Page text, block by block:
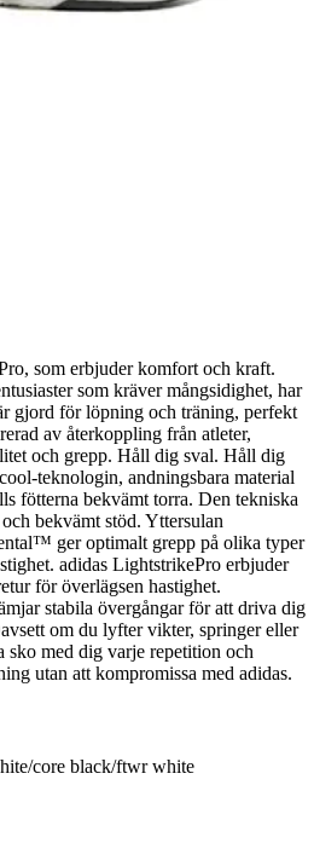
som erbjuder komfort och kraft.
som kräver mångsidighet, har
gjord för löpning och träning, perfekt
av återkoppling från atleter,
och grepp. Håll dig sval. Håll dig
teknologin, andningsbara material
fötterna bekvämt torra. Den tekniska
bekvämt stöd. Yttersulan
ger optimalt grepp på olika typer
adidas LightstrikePro erbjuder
för överlägsen hastighet.
stabila övergångar för att driva dig
om du lyfter vikter, springer eller
med dig varje repetition och
utan att kompromissa med adidas.
core black/ftwr white